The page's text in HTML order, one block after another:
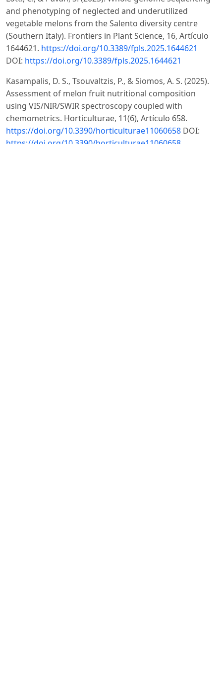
and phenotyping of neglected and underutilized
vegetable melons from the Salento diversity centre
(Southern Italy). Frontiers in Plant Science, 16, Artículo
1644621. https://doi.org/10.3389/fpls.2025.1644621
DOI: https://doi.org/10.3389/fpls.2025.1644621
Kasampalis, D. S., Tsouvaltzis, P., & Siomos, A. S. (2025).
Assessment of melon fruit nutritional composition
using VIS/NIR/SWIR spectroscopy coupled with
chemometrics. Horticulturae, 11(6), Artículo 658.
https://doi.org/10.3390/horticulturae11060658 DOI:
https://doi.org/10.3390/horticulturae11060658